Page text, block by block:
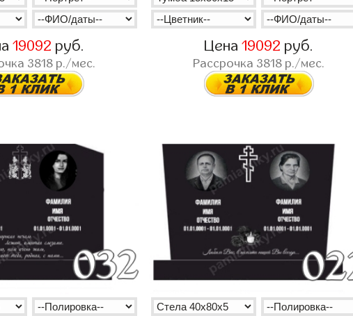
19092 руб.
3818р./мес.
Цена19092 руб.
Рассрочка 3818 р./мес.